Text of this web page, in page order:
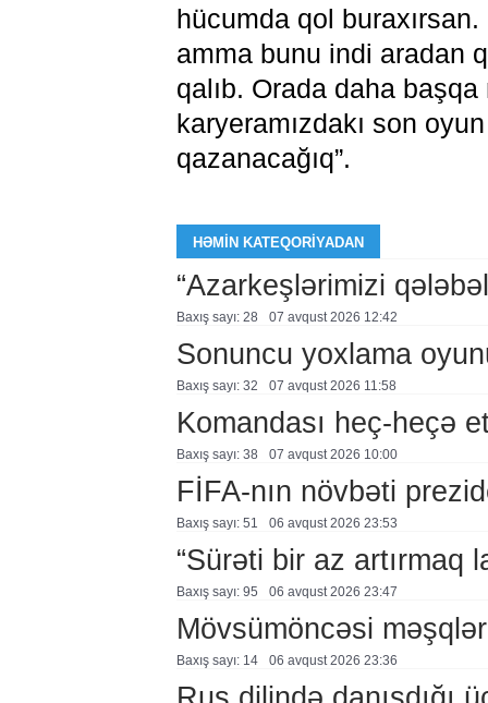
hücumda qol
amma bunu indi aradan
qalıb. Orada daha
karyeramızdakı son
qazanacağıq”.
HƏMIN KATEQORIYADAN
“Azarkeşlərimizi
Baxış sayı: 28 07 avqust 2026 12:42
Sonuncu yoxlama
Baxış sayı: 32 07 avqust 2026 11:58
Komandası heç-heçə
Baxış sayı: 38 07 avqust 2026 10:00
FİFA-nın növbəti
Baxış sayı: 51 06 avqust 2026 23:53
“Sürəti bir az artırmaq
Baxış sayı: 95 06 avqust 2026 23:47
Mövsümöncəsi
Baxış sayı: 14 06 avqust 2026 23:36